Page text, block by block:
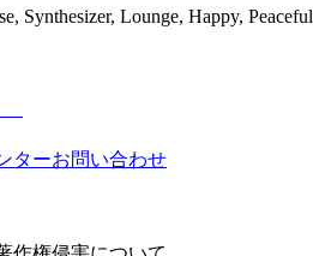
Synthesizer, Lounge, Happy, Peaceful
ターお問い合わせ